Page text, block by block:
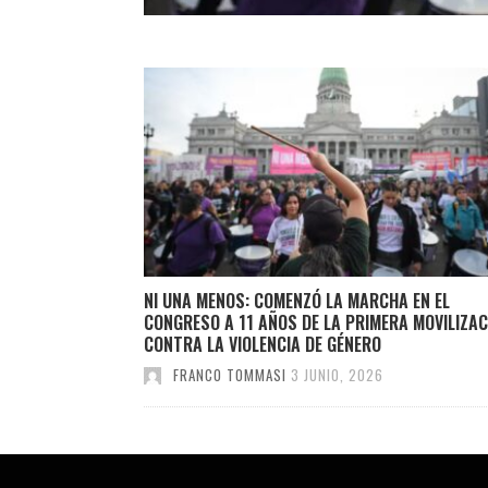
NI UNA MENOS: COMENZÓ LA MARCHA EN EL
CONGRESO A 11 AÑOS DE LA PRIMERA
CONTRA LA VIOLENCIA DE GÉNERO
FRANCO TOMMASI 3 JUNIO, 2026